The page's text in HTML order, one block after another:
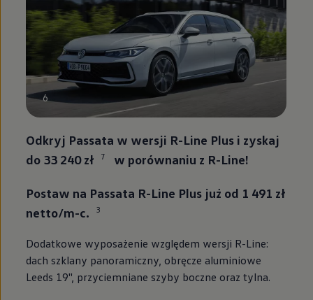
6
Odkryj Passata w wersji R-Line Plus i zyskaj
do 33 240 zł
7 w porównaniu z R-Line!
Postaw na Passata R-Line Plus już od 1 491 zł
netto/m-c.
3
Dodatkowe wyposażenie względem wersji R-Line:
dach szklany panoramiczny, obręcze aluminiowe
Leeds 19'', przyciemniane szyby boczne oraz tylna.